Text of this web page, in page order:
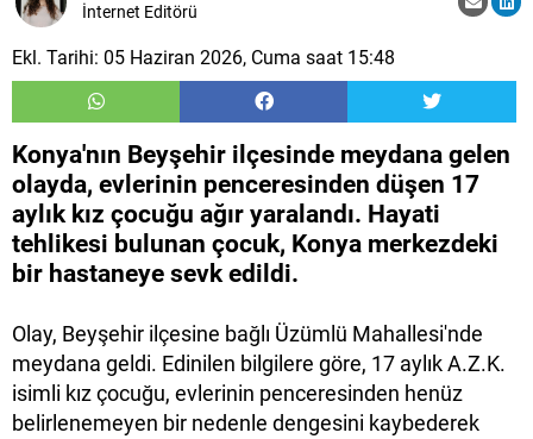
İnternet Editörü
Ekl. Tarihi: 05 Haziran 2026, Cuma saat 15:48
Konya'nın Beyşehir ilçesinde meydana gelen
olayda, evlerinin penceresinden düşen 17
aylık kız çocuğu ağır yaralandı. Hayati
tehlikesi bulunan çocuk, Konya merkezdeki
bir hastaneye sevk edildi.
Olay, Beyşehir ilçesine bağlı Üzümlü Mahallesi'nde
meydana geldi. Edinilen bilgilere göre, 17 aylık A.Z.K.
isimli kız çocuğu, evlerinin penceresinden henüz
belirlenemeyen bir nedenle dengesini kaybederek